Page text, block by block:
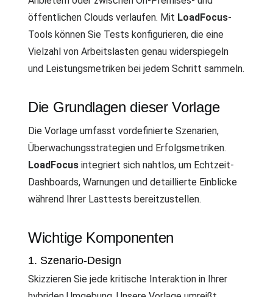
öffentlichen Clouds verlaufen. Mit LoadFocus-
Tools können Sie Tests konfigurieren, die eine
Vielzahl von Arbeitslasten genau widerspiegeln
und Leistungsmetriken bei jedem Schritt sammeln.
Die Grundlagen dieser Vorlage
Die Vorlage umfasst vordefinierte Szenarien,
Überwachungsstrategien und Erfolgsmetriken.
LoadFocus integriert sich nahtlos, um Echtzeit-
Dashboards, Warnungen und detaillierte Einblicke
während Ihrer Lasttests bereitzustellen.
Wichtige Komponenten
1. Szenario-Design
Skizzieren Sie jede kritische Interaktion in Ihrer